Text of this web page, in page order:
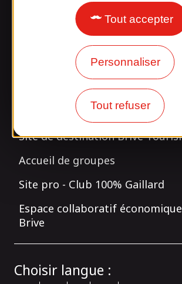
Tout accepter
Personnaliser
Tout refuser
Nos actualités - Blog
Les sites partenaires
Site de destination Brive
Accueil de groupes
Site pro - Club 100% Gaillard
Espace collaboratif économique
Brive
Choisir langue :